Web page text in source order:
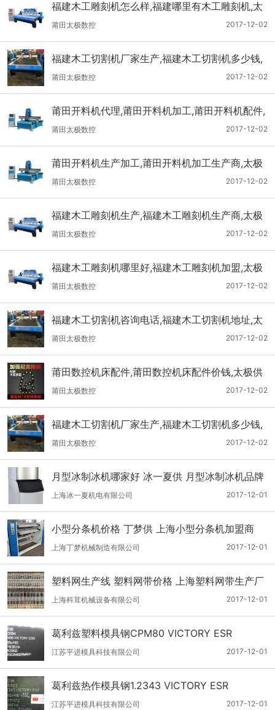
福建木工雕刻机怎么样,福建哪里有木工雕刻机,太
极供
2017-12-02
莆田太极数控
福建木工切割机厂家生产,福建木工切割机多少钱,
太极供
2017-12-02
莆田太极数控
莆田开料机代理,莆田开料机加工,莆田开料机配件,
太极供
2017-12-02
莆田太极数控
莆田开料机生产加工,莆田开料机加工生产商,太极
供
2017-12-02
莆田太极数控
福建木工雕刻机生产,福建木工雕刻机生产商,太极
供
2017-12-02
莆田太极数控
福建木工雕刻机哪里好,福建木工雕刻机加盟,太极
供
2017-12-02
莆田太极数控
福建木工切割机咨询电话,福建木工切割机地址,太
极供
2017-12-02
莆田太极数控
莆田数控机床配件,莆田数控机床配件价钱,太极供
2017-12-02
莆田太极数控
福建木工切割机厂家生产,福建木工切割机多少钱,
太极供
2017-12-02
莆田太极数控
月型冰制冰机哪家好 冰一夏供 月型冰制冰机品牌
哪家好
2017-12-01
上海冰一夏机电有限公司
小型分条机价格 丁梦供 上海小型分条机加盟商
2017-12-01
上海丁梦机械制造有限公司
塑料网生产线 塑料网带价格 上海塑料网带生产厂
上海科茸供
2017-12-01
上海科茸机械设备有限公司
葛利兹塑料模具钢CPM80 VICTORY ESR
2017-12-01
江苏平进模具科技有限公司
葛利兹热作模具钢1.2343 VICTORY ESR
2017-12-01
江苏平进模具科技有限公司